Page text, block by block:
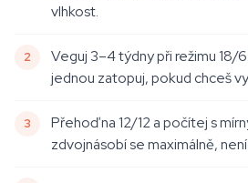
vlhkost.
Veguj 3–4 týdny při režimu 18/
jednou zatopuj, pokud chceš
Přehoď na 12/12 a počítej s
zdvojnásobí se maximálně,